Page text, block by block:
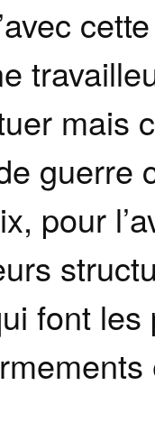
mais
guerre
pour
font